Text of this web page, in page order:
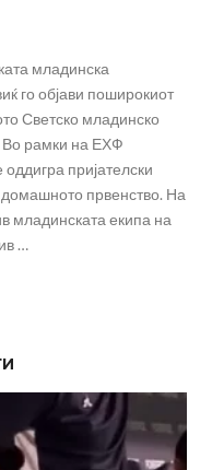
досега го поддржал?
да ја отвори касата, дали
Германците?
планетата најдобро покажува
младинска
го објави поширокиот
Светско младинско
Во рамки на ЕХФ
пријателски
првенство. На
младинската екипа на
…